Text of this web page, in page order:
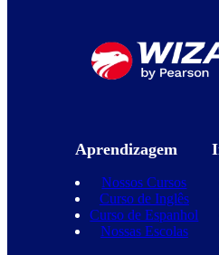
Aprendizagem
Nossos Cursos
Curso de Inglês
Curso de Espanhol
Nossas Escolas